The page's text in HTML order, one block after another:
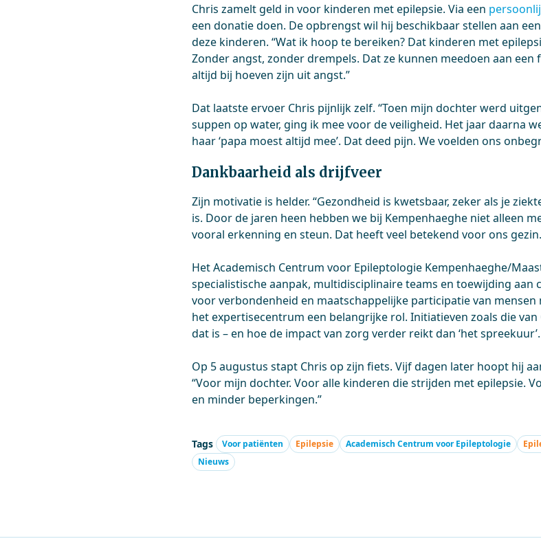
Chris zamelt geld in voor kinderen met epilepsie. Via een
een donatie doen. De opbrengst wil hij beschikbaar stellen aan
deze kinderen. “Wat ik hoop te bereiken? Dat kinderen met
Zonder angst, zonder drempels. Dat ze kunnen meedoen aan
altijd bij hoeven zijn uit angst.”
Dat laatste ervoer Chris pijnlijk zelf. “Toen mijn dochter werd
suppen op water, ging ik mee voor de veiligheid. Het jaar daarna
haar ‘papa moest altijd mee’. Dat deed pijn. We voelden ons
Dankbaarheid als drijfveer
Zijn motivatie is helder. “Gezondheid is kwetsbaar, zeker als je
is. Door de jaren heen hebben we bij Kempenhaeghe niet alleen
vooral erkenning en steun. Dat heeft veel betekend voor ons
Het Academisch Centrum voor Epileptologie Kempenhaeghe/
specialistische aanpak, multidisciplinaire teams en toewijding aan
voor verbondenheid en maatschappelijke participatie van
het expertisecentrum een belangrijke rol. Initiatieven zoals die
dat is – en hoe de impact van zorg verder reikt dan ‘het spreekuur’.
Op 5 augustus stapt Chris op zijn fiets. Vijf dagen later hoopt hij
“Voor mijn dochter. Voor alle kinderen die strijden met epilepsie.
en minder beperkingen.”
Tags Voor patiënten Epilepsie Academisch Centrum voor Epileptologie
Nieuws